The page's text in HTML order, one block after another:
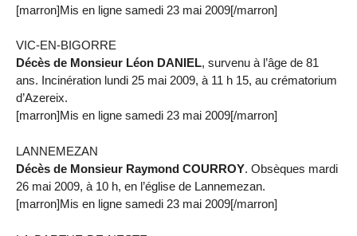
[marron]Mis en ligne samedi 23 mai 2009[/marron]
VIC-EN-BIGORRE
Décès de Monsieur Léon DANIEL, survenu à l’âge de 81
ans. Incinération lundi 25 mai 2009, à 11 h 15, au crématorium
d’Azereix.
[marron]Mis en ligne samedi 23 mai 2009[/marron]
LANNEMEZAN
Décès de Monsieur Raymond COURROY. Obsèques mardi
26 mai 2009, à 10 h, en l’église de Lannemezan.
[marron]Mis en ligne samedi 23 mai 2009[/marron]